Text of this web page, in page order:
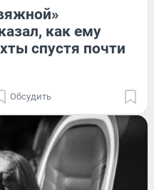
как ему
спустя почти
Обсудить